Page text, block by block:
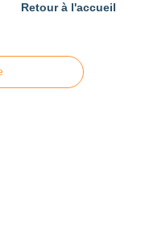
Retour à l'accueil